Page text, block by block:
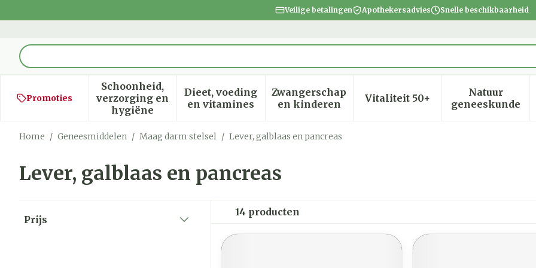
Veilige betalingen Apothekersadvies Snelle beschikbaarheid
Product, merk, categorie...
Promoties
Schoonheid,
verzorging en
hygiëne
Toon submenu voor Schoonheid, verzorging en hygiëne categorie
Dieet, voeding
en vitaminesToon submenu voor Dieet, voeding en vitamines categorie
Zwangerschap
en kinderenToon submenu voor Zwangerschap en
Vitaliteit 50+Toon submenu voor
Natuur
geneeskunde
Toon
Home / Geneesmiddelen / Maag darm stelsel / Lever, galblaas en pancreas
Lever, galblaas en pancreas
Prijs
14 producten